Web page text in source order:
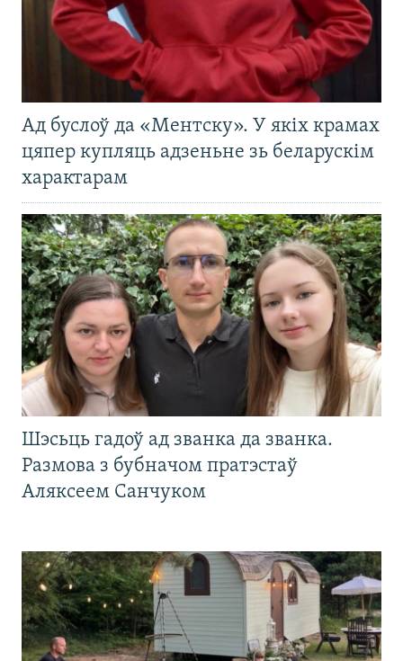
Ад буслоў да «Ментску». У якіх крамах
цяпер купляць адзеньне зь беларускім
характарам
Шэсьць гадоў ад званка да званка.
Размова з бубначом пратэстаў
Аляксеем Санчуком